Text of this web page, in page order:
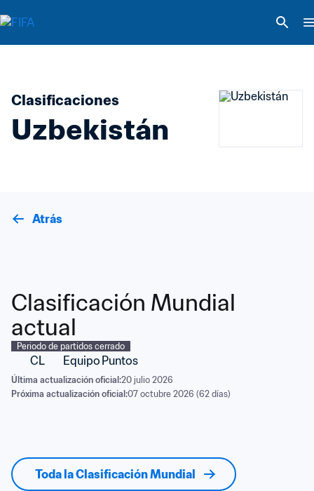
Clasificaciones
Uzbekistán
Atrás
Clasificación Mundial
actual
Periodo de partidos cerrado
CL Equipo Puntos
Última actualización oficial:20 julio 2026
Próxima actualización oficial:07 octubre 2026 (62 días)
Toda la Clasificación Mundial